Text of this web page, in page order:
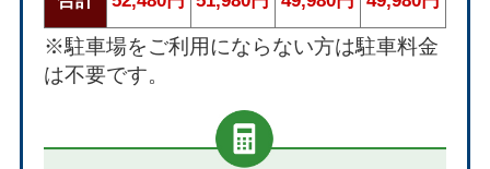
※駐車場をご利用にならない方は駐車料金
は不要です。